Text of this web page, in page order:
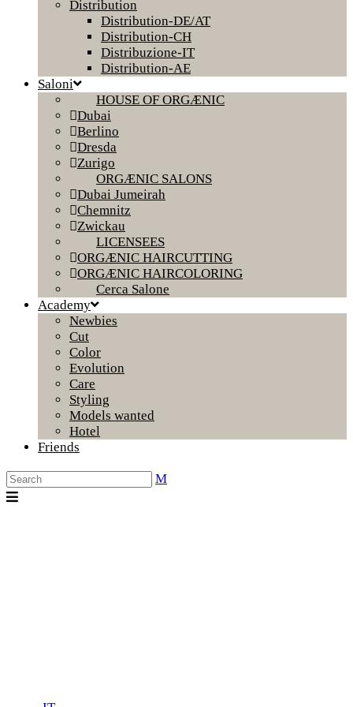
Distribution
Distribution-DE/AT
Distribution-CH
Distribuzione-IT
Distribution-AE
Saloni
HOUSE OF ORGÆNIC
Dubai
Berlino
Dresda
Zurigo
ORGÆNIC SALONS
Dubai Jumeirah
Chemnitz
Zwickau
LICENSEES
ORGÆNIC HAIRCUTTING
ORGÆNIC HAIRCOLORING
Cerca Salone
Academy
Newbies
Cut
Color
Evolution
Care
Styling
Models wanted
Hotel
Friends